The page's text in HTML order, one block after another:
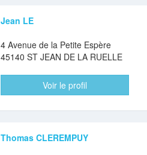
Jean LE
4 Avenue de la Petite Espère
45140 ST JEAN DE LA RUELLE
Voir le profil
Thomas CLEREMPUY